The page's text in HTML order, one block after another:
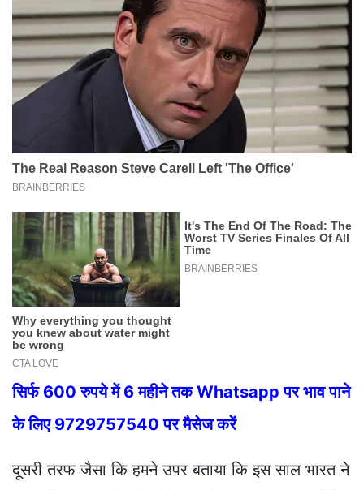
सिर्फ 600 रुपये में 6 महीने तक Whatsapp पर भाव पाने
के लिए 9729757540 पर मैसेज करें
दूसरी तरफ जैसा कि हमने उपर बताया कि इस साल भारत ने